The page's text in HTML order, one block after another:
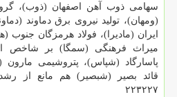
سهامی ذوب آهن اصفهان (ذوب)،
(ومهان)، تولید نیروی برق دماوند
ایران (مادیرا)، فولاد هرمزگان
میراث فرهنگی (سمگا) بر شاخص
پاسارگاد (شپاس)، پتروشیمی مارون
قائد بصیر (شبصیر) هم مانع از
۲۲۳۲۲۷